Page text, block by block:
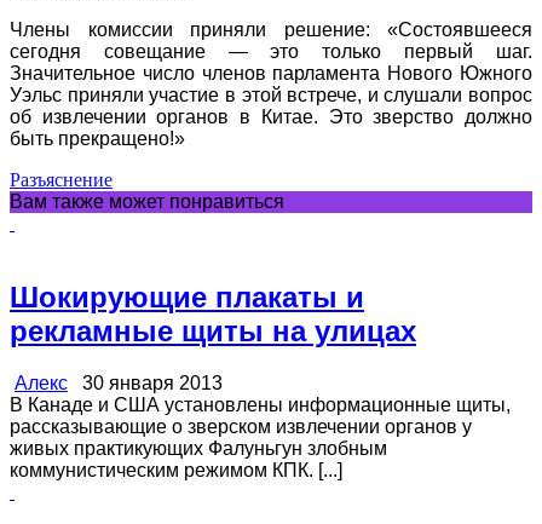
Члены комиссии приняли решение: «Состоявшееся
сегодня совещание — это только первый шаг.
Значительное число членов парламента Нового Южного
Уэльс приняли участие в этой встрече, и слушали вопрос
об извлечении органов в Китае. Это зверство должно
быть прекращено!»
Разъяснение
Вам также может понравиться
Шокирующие плакаты и
рекламные щиты на улицах
Алекс 30 января 2013
В Канаде и США установлены информационные щиты,
рассказывающие о зверском извлечении органов у
живых практикующих Фалуньгун злобным
коммунистическим режимом КПК. [...]